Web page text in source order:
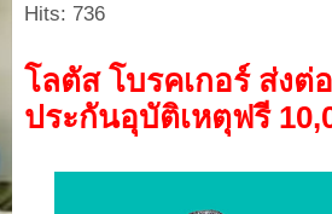
Hits: 736
โลตัส โบรคเกอร์ ส่ง
ประกันอุบัติเหตุฟรี